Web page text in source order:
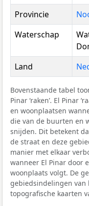
Provincie
Waterschap
Land
Bovenstaande tabel
Pinar ‘raken’. El Pinar
en woonplaatsen
die van de buurten en
snijden. Dit betekent
de straat en deze
manier met elkaar
wanneer El Pinar door
woonplaats volgt. De
gebiedsindelingen van
topografische kaarten